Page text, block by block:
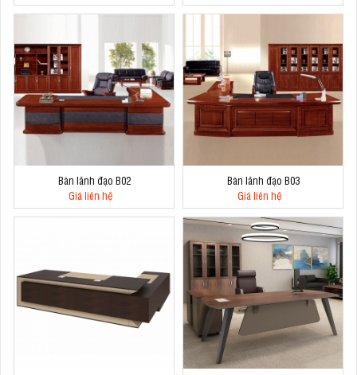
Bàn lãnh đạo B02
Giá liên hệ
Bàn lãnh đạo B03
Giá liên hệ